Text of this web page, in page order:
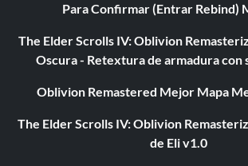
Para Confirmar (Entrar Rebind)
The Elder Scrolls IV: Oblivion
Oscura - Retextura de armadura con
Oblivion Remastered Mejor Mapa
The Elder Scrolls IV: Oblivion
de Eli v1.0